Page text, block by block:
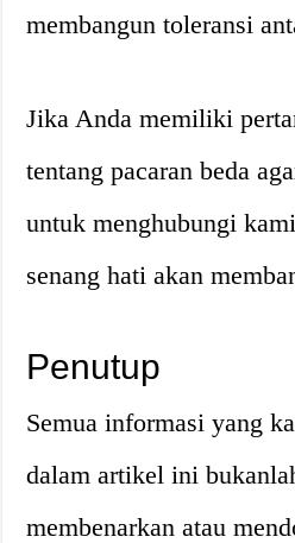
membangun toleransi
Jika Anda memiliki
tentang pacaran beda
untuk menghubungi
senang hati akan
Penutup
Semua informasi yang
dalam artikel ini
membenarkan atau